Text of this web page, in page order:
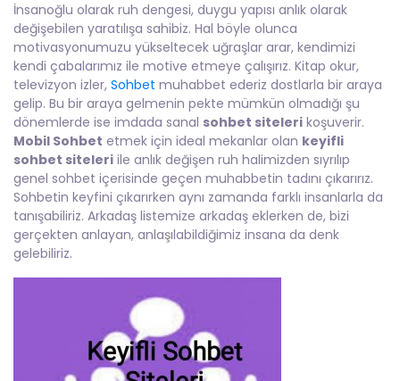
İnsanoğlu olarak ruh dengesi, duygu yapısı anlık olarak
değişebilen yaratılışa sahibiz. Hal böyle olunca
motivasyonumuzu yükseltecek uğraşlar arar, kendimizi
kendi çabalarımız ile motive etmeye çalışırız. Kitap okur,
televizyon izler, Sohbet muhabbet ederiz dostlarla bir araya
gelip. Bu bir araya gelmenin pekte mümkün olmadığı şu
dönemlerde ise imdada sanal sohbet siteleri koşuverir.
Mobil Sohbet etmek için ideal mekanlar olan keyifli
sohbet siteleri ile anlık değişen ruh halimizden sıyrılıp
genel sohbet içerisinde geçen muhabbetin tadını çıkarırız.
Sohbetin keyfini çıkarırken aynı zamanda farklı insanlarla da
tanışabiliriz. Arkadaş listemize arkadaş eklerken de, bizi
gerçekten anlayan, anlaşılabildiğimiz insana da denk
gelebiliriz.